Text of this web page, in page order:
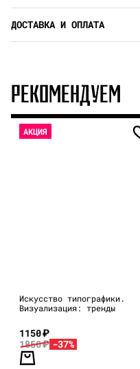
ДОСТАВКА И ОПЛАТА
РЕКОМЕНДУЕМ
АКЦИЯ
Искусство типографики.
Визуализация: тренды
1150₽
1850₽ -37%